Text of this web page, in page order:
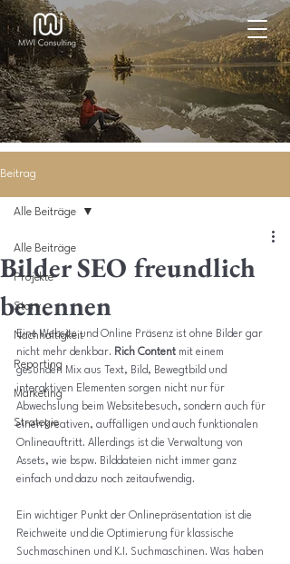
Beitrag
Alle Beiträge
Projekte
Story
Nachhaltigkeit
Reporting
Marketing
Strategie
Alle Beiträge
Bilder SEO freundlich
benennen
Eine Website und Online Präsenz ist ohne Bilder gar
nicht mehr denkbar. Rich Content mit einem
gesunden Mix aus Text, Bild, Bewegtbild und
interaktiven Elementen sorgen nicht nur für
Abwechslung beim Websitebesuch, sondern auch für
einen kreativen, auffälligen und auch funktionalen
Onlineauftritt. Allerdings ist die Verwaltung von
Assets, wie bspw. Bilddateien nicht immer ganz
einfach und dazu noch zeitaufwendig.
Ein wichtiger Punkt der Onlinepräsentation ist die
Reichweite und die Optimierung für klassische
Suchmaschinen und K.I. Suchmaschinen. Was haben